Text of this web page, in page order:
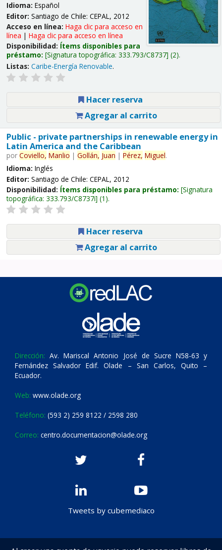
Idioma: Español
Editor: Santiago de Chile: CEPAL, 2012
Acceso en línea: Haga clic para acceso en
línea | Haga clic para acceso en línea
Disponibilidad: Ítems disponibles para
préstamo: Signatura topográfica: 333.793/C8737 (2).
Listas: Caribe-Energía Renovable.
Hacer reserva
Agregar al carrito
Public - private partnerships in renewable energy in
Latin America and the Caribbean
por Coviello, Manlio | Gollán, Juan | Pérez, Miguel.
Idioma: Inglés
Editor: Santiago de Chile: CEPAL, 2012
Disponibilidad: Ítems disponibles para préstamo: Signatura
topográfica: 333.793/C8737i (1).
Hacer reserva
Agregar al carrito
Dirección: Av. Mariscal Antonio José de Sucre N58-63 y
Fernández Salvador Edif. Olade – San Carlos, Quito –
Ecuador.
Web: www.olade.org
Teléfono: (593 2) 259 8122 / 2598 280
Correo: centro.documentacion@olade.org
Tweets by cubemediaco